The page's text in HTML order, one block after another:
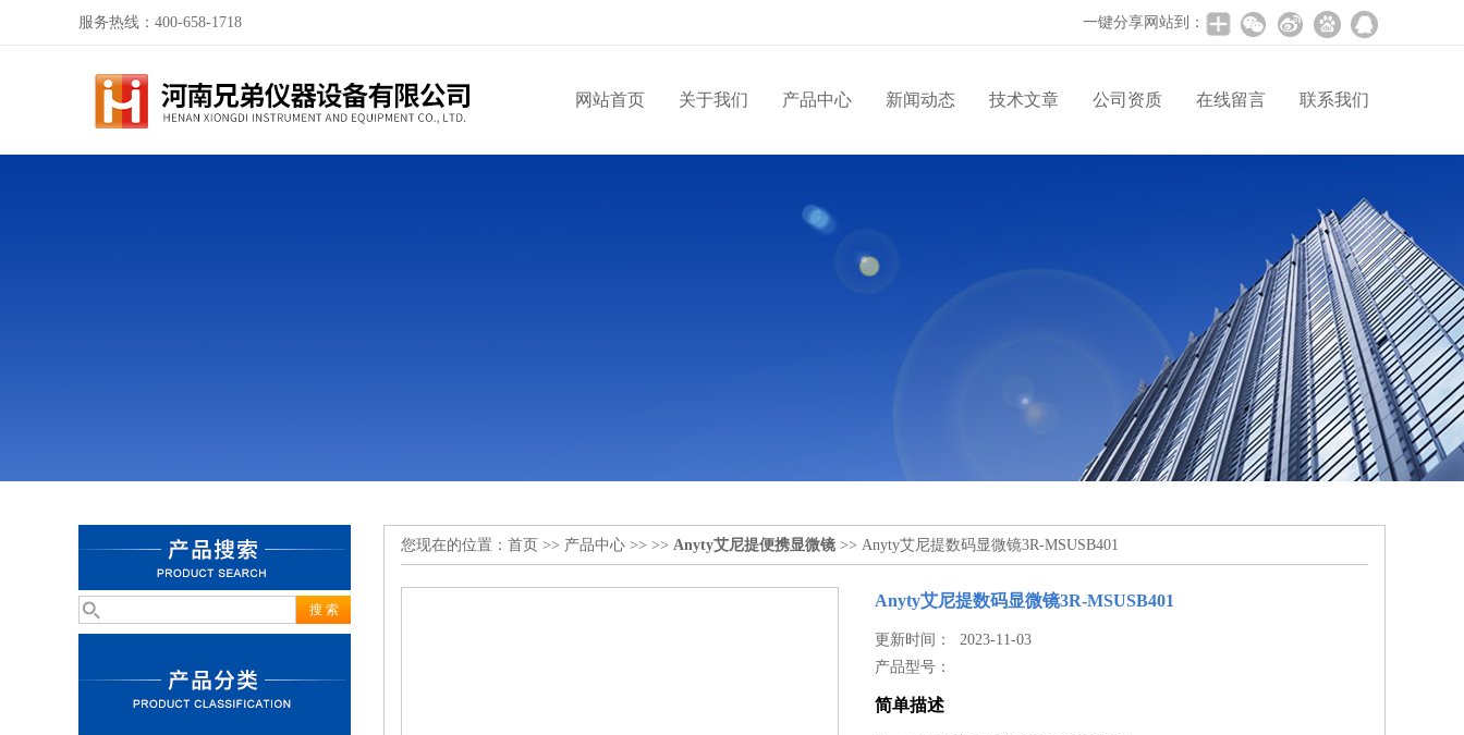
服务热线：400-658-1718 一键分享网站到：
网站首页 关于我们 产品中心 新闻动态 技术文章 公司资质 在线留言 联系我们
您现在的位置： 首页 >> 产品中心 >> >> Anyty艾尼提便携显微镜 >> Anyty艾尼提数码显微镜3R-MSUSB401
Anyty艾尼提数码显微镜3R-MSUSB401
更新时间： 2023-11-03
产品型号：
简单描述